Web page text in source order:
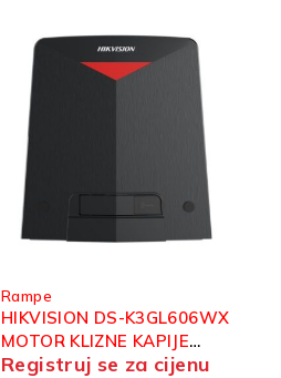
Rampe
HIKVISION DS-K3GL606WX
MOTOR KLIZNE KAPIJE
600KG
Registruj se za cijenu